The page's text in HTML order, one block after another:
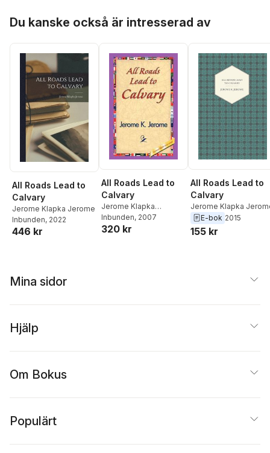
Du kanske också är intresserad av
All Roads Lead to
Calvary
Jerome Klapka Jerome
Inbunden, 2022
446 kr
All Roads Lead to
Calvary
Jerome Klapka
Jerome,1stworld
Library
Inbunden, 2007
320 kr
All Roads Lead to
Calvary
Jerome Klapka
E-bok 2015
155 kr
Mina sidor
Hjälp
Om Bokus
Populärt